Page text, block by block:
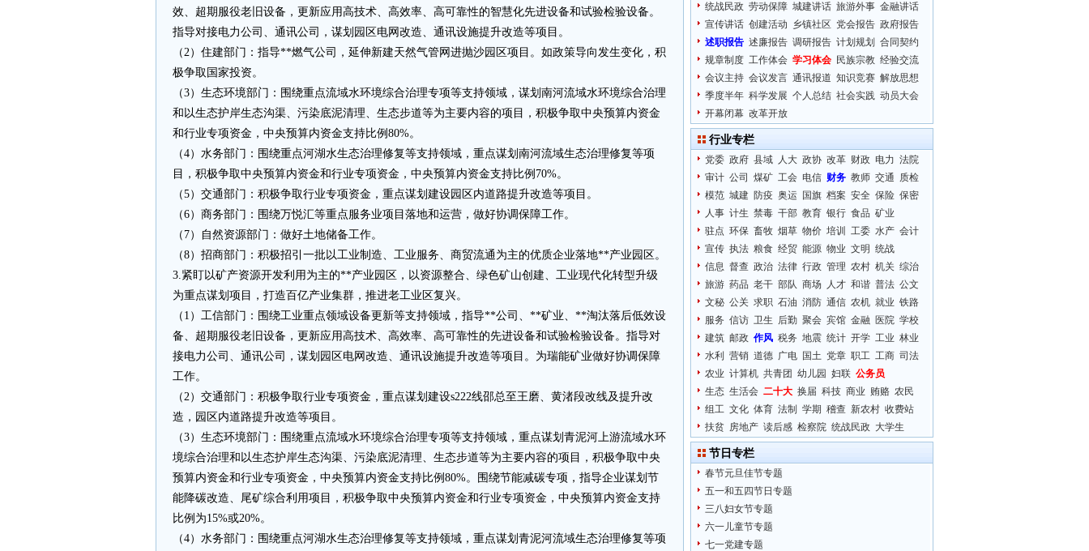
效、超期服役老旧设备，更新应用高技术、高效率、高可靠性的智慧化先进设备和试验检验设备。
指导对接电力公司、通讯公司，谋划园区电网改造、通讯设施提升改造等项目。
（2）住建部门：指导**燃气公司，延伸新建天然气管网进抛沙园区项目。如政策导向发生变化，积
极争取国家投资。
（3）生态环境部门：围绕重点流域水环境综合治理专项等支持领域，谋划南河流域水环境综合治理
和以生态护岸生态沟渠、污染底泥清理、生态步道等为主要内容的项目，积极争取中央预算内资金
和行业专项资金，中央预算内资金支持比例80%。
（4）水务部门：围绕重点河湖水生态治理修复等支持领域，重点谋划南河流域生态治理修复等项
目，积极争取中央预算内资金和行业专项资金，中央预算内资金支持比例70%。
（5）交通部门：积极争取行业专项资金，重点谋划建设园区内道路提升改造等项目。
（6）商务部门：围绕万悦汇等重点服务业项目落地和运营，做好协调保障工作。
（7）自然资源部门：做好土地储备工作。
（8）招商部门：积极招引一批以工业制造、工业服务、商贸流通为主的优质企业落地**产业园区。
3.紧盯以矿产资源开发利用为主的**产业园区，以资源整合、绿色矿山创建、工业现代化转型升级
为重点谋划项目，打造百亿产业集群，推进老工业区复兴。
（1）工信部门：围绕工业重点领域设备更新等支持领域，指导**公司、**矿业、**淘汰落后低效设
备、超期服役老旧设备，更新应用高技术、高效率、高可靠性的先进设备和试验检验设备。指导对
接电力公司、通讯公司，谋划园区电网改造、通讯设施提升改造等项目。为瑞能矿业做好协调保障
工作。
（2）交通部门：积极争取行业专项资金，重点谋划建设s222线邵总至王磨、黄渚段改线及提升改
造，园区内道路提升改造等项目。
（3）生态环境部门：围绕重点流域水环境综合治理专项等支持领域，重点谋划青泥河上游流域水环
境综合治理和以生态护岸生态沟渠、污染底泥清理、生态步道等为主要内容的项目，积极争取中央
预算内资金和行业专项资金，中央预算内资金支持比例80%。围绕节能减碳专项，指导企业谋划节
能降碳改造、尾矿综合利用项目，积极争取中央预算内资金和行业专项资金，中央预算内资金支持
比例为15%或20%。
（4）水务部门：围绕重点河湖水生态治理修复等支持领域，重点谋划青泥河流域生态治理修复等项
统战民政 劳动保障 城建讲话 旅游外事 金融讲话
宣传讲话 创建活动 乡镇社区 党会报告 政府报告
述职报告 述廉报告 调研报告 计划规划
合同契约
规章制度 工作体会 学习体会 民族宗教 经验交流
会议主持 会议发言 通讯报道 知识竞赛 解放思想
季度半年 科学发展 个人总结 社会实践 动员大会
开幕闭幕 改革开放
行业专栏
党委 政府 县域 人大 政协 改革 财政 电力 法院
审计 公司 煤矿 工会 电信 财务 教师 交通 质检
模范 城建 防疫 奥运 国旗 档案 安全 保险 保密
人事 计生 禁毒 干部 教育 银行 食品 矿业
驻点 环保 畜牧 烟草 物价 培训 工委 水产 会计
宣传 执法 粮食 经贸 能源 物业 文明 统战
信息 督查 政治 法律 行政 管理 农村 机关 综治
旅游 药品 老干 部队 商场 人才 和谐 普法 公文
文秘 公关 求职 石油 消防 通信 农机 就业 铁路
服务 信访 卫生 后勤 聚会 宾馆 金融 医院 学校
建筑 邮政 作风 税务 地震 统计 开学 工业 林业
水利
营销 道德 广电 国土 党章 职工 工商 司法
农业 计算机 共青团 幼儿园 妇联 公务员
生态 生活会 二十大 换届 科技 商业 贿赂 农民
组工 文化 体育 法制 学期 稽查 新农村 收费站
扶贫 房地产 读后感 检察院 统战民政 大学生
节日专栏
春节元旦佳节专题
五一和五四节日专题
三八妇女节专题
六一儿童节专题
七一党建专题